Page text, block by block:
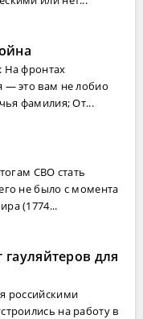
На фронтах
— это вам не лобио
фамилия; От...
СВО стать
не было с момента
(1774...
для
российскими
на работу в